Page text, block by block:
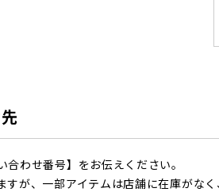
わせ番号】をお伝えください。
が、一部アイテムは店舗に在庫がな